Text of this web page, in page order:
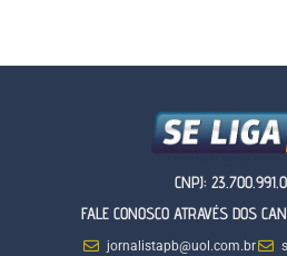
CNPJ:
FALE CONOSCO ATRAVÉS DOS
jornalistapb@uol.com.br